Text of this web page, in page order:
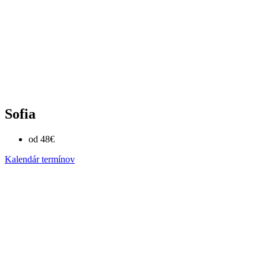
Sofia
od 48€
Kalendár termínov